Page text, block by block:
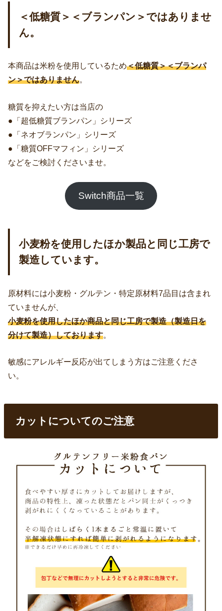
＜低糖質＞＜ブランパン＞ではありませ
ん。
本商品は米粉を使用しているため＜低糖質＞＜ブランパ
ン＞ではありません。
糖質を抑えたい方は当店の
●「超低糖質ブランパン」シリーズ
●「ネオブランパン」シリーズ
●「糖質OFFマフィン」シリーズ
などをご検討くださいませ。
Switch商品一覧
小麦粉を使用したほか製品と同じ工房で
製造しています。
原材料には小麦粉・グルテン・特定原材料7品目は含まれ
ていませんが、
小麦粉を使用したほか商品と同じ工房で製造（製造日を
分けて製造）しております。
敏感にアレルギー反応が出てしまう方はご注意くださ
い。
カットについてのご注意